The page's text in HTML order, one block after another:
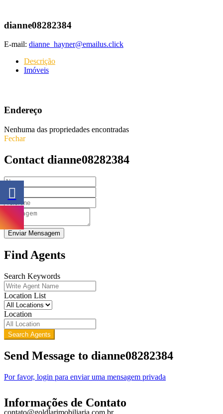
dianne08282384
E-mail: dianne_hayner@emailus.click
Descrição
Imóveis
Endereço
Nenhuma das propriedades encontradas
Fechar
Contact dianne08282384
Enviar Mensagem
Find Agents
Search Keywords
Location List
Location
Search Agents
Send Message to dianne08282384
Por favor, login para enviar uma mensagem privada
Informações de Contato